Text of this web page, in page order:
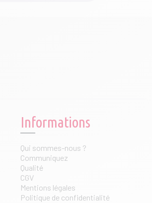
Informations
Qui sommes-nous ?
Communiquez
Qualité
CGV
Mentions légales
Politique de confidentialité